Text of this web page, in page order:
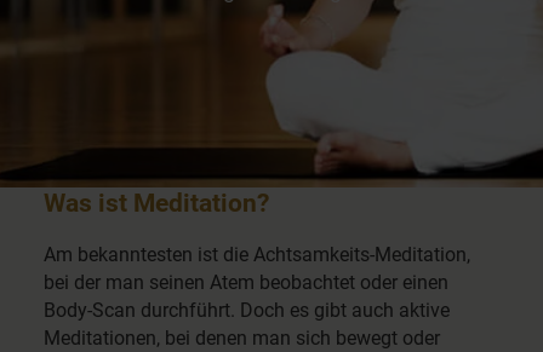
Was ist Meditation?
Am bekanntesten ist die Achtsamkeits-Meditation,
bei der man seinen Atem beobachtet oder einen
Body-Scan durchführt. Doch es gibt auch aktive
Meditationen, bei denen man sich bewegt oder